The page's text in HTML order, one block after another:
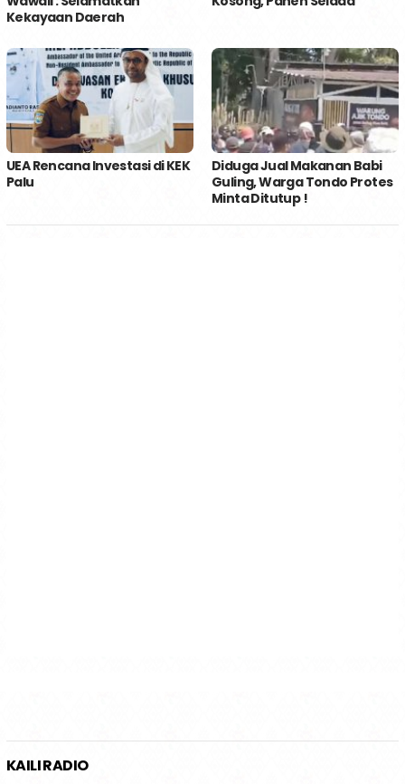
Kekayaan Daerah
UEA Rencana Investasi di KEK
Palu
Diduga Jual Makanan Babi
Guling, Warga Tondo Protes
Minta Ditutup !
KAILI RADIO